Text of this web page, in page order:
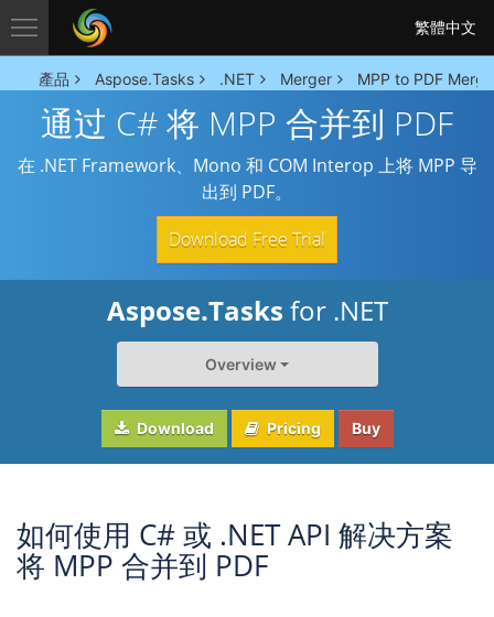
繁體中文
產品 Aspose.Tasks .NET Merger MPP to PDF
通过 C# 将 MPP 合并到 PDF
在 .NET Framework、Mono 和 COM Interop 上将 MPP 导
出到 PDF。
Download Free Trial
Aspose.Tasks for .NET
Overview
Download Pricing Buy
如何使用 C# 或 .NET API 解决方案
将 MPP 合并到 PDF